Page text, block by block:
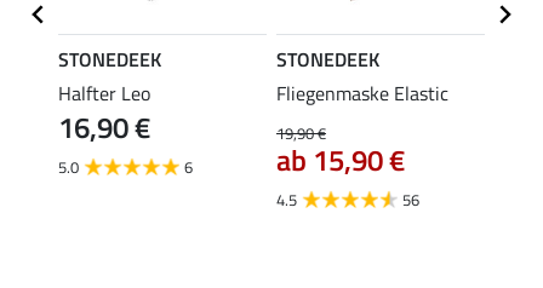
STONEDEEK
Halfter Leo
16,90 €
5.0 6
STONEDEEK
Fliegenmaske Elastic
19,90 €
ab 15,90 €
4.5 56